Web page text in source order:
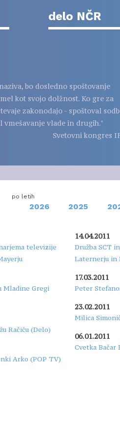
delo NČR
bo dosledno spoštovanje
kot svojo dolžnost. Ko gre za
zakonodajo - spoštoval
vlade in drugih."
Svetovni kongres
po letih
2026 2025
televizije
Mladine Gregi
Račiču (Delo)
Arko (POP TV)
14.04.2011
Družba SCT
Laternerju in
17.03.2011
Peter
23.02.2011
Milica
06.01.2011
Cvetka